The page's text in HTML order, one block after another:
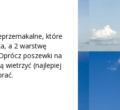
które
a 2 warstwę
poszewki na
wietrzyć (najlepiej